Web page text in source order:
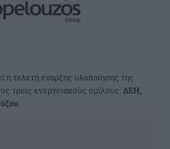
η τελετή έναρξης υλοποίησης της
τρεις ενεργειακούς ομίλους: ΔΕΗ,
.